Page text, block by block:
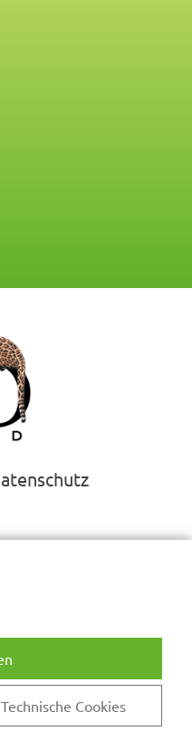
Technische Cookies